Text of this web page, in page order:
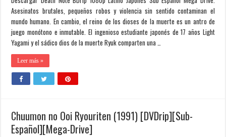
Asesinatos brutales, pequeños robos y violencia sin sentido contaminan el
mundo humano. En cambio, el reino de los dioses de la muerte es un antro de
juego monótono e inmutable. El ingenioso estudiante japonés de 17 años Light
Yagami y el sádico dios de la muerte Ryuk comparten una …
Leer más »
Chuumon no Ooi Ryouriten (1991) [DVDrip][Sub-
Español][Mega-Drive]